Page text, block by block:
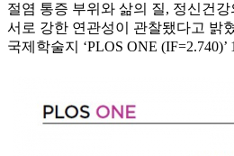
절염 통증 부위와 삶의 질, 정신건
서로 강한 연관성이 관찰됐다고 밝
국제학술지 ‘PLOS ONE